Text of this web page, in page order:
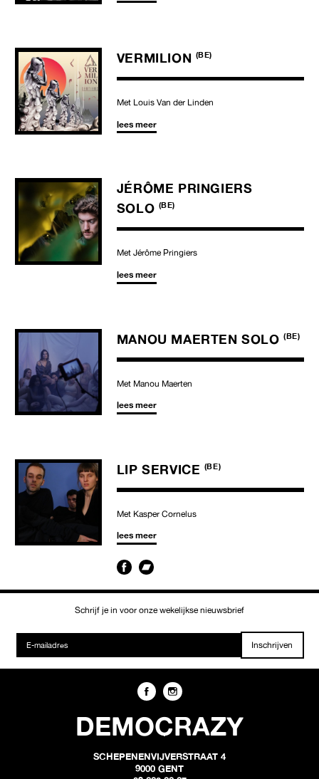
VERMILION (BE)
Met Louis Van der Linden
lees meer
JÉRÔME PRINGIERS
SOLO (BE)
Met Jérôme Pringiers
lees meer
MANOU MAERTEN SOLO (BE)
Met Manou Maerten
lees meer
LIP SERVICE (BE)
Met Kasper Cornelus
lees meer
Schrijf je in voor onze wekelijkse nieuwsbrief
Inschrijven
DEMOCRAZY
SCHEPENENVIJVERSTRAAT 4
9000 GENT